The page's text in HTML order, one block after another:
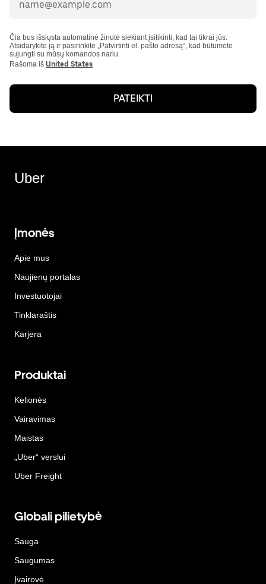
Čia bus išsiųsta automatinė žinutė siekiant įsitikinti, kad tai tikrai jūs.
Atsidarykite ją ir pasirinkite „Patvirtinti el. pašto adresą“, kad būtumėte
sujungti su mūsų komandos nariu.
Rašoma iš United States
PATEIKTI
Uber
Įmonės
Apie mus
Naujienų portalas
Investuotojai
Tinklaraštis
Karjera
Produktai
Kelionės
Vairavimas
Maistas
„Uber“ verslui
Uber Freight
Globali pilietybė
Sauga
Saugumas
Įvairovė